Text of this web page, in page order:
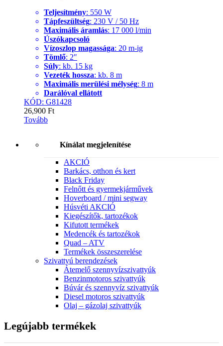
Teljesítmény: 550 W
Tápfeszültség: 230 V / 50 Hz
Maximális áramlás: 17 000 l/min
Úszókapcsoló
Vízoszlop magassága: 20 m-ig
Tömlő: 2″
Súly: kb. 15 kg
Vezeték hossza: kb. 8 m
Maximális merülési mélység: 8 m
Darálóval ellátott
KÓD: G81428
26,900 Ft
Tovább
Kínálat megjelenítése
AKCIÓ
Barkács, otthon és kert
Black Friday
Felnőtt és gyermekjárművek
Hoverboard / mini segway
Húsvéti AKCIÓ
Kiegészítők, tartozékok
Kifutott termékek
Medencék és tartozékok
Quad – ATV
Termékek összeszerelése
Szivattyú berendezések
Átemelő szennyvízszivattyúk
Benzinmotoros szivattyúk
Búvár és szennyvíz szivattyúk
Diesel motoros szivattyúk
Olaj – gázolaj szivattyúk
Legújabb termékek